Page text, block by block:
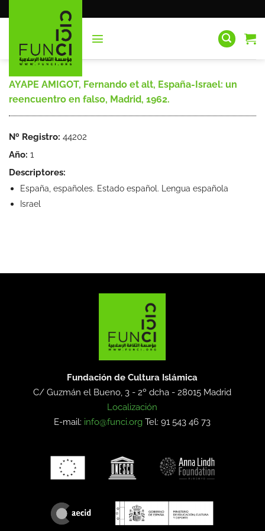
al
AYAPE AMIGOT, Fernando et alt, España-Israel: un
reencuentro en falso, Madrid, 1962.
Nº Registro: 44202
Año: 1
Descriptores:
España, españoles. Estado español. Lengua española
Israel
Fundación de Cultura Islámica
C/ Guzmán el Bueno, 3 - 2º dcha -28015 Madrid
Localización
E-mail: info@funci.org Tel: 91 543 46 73